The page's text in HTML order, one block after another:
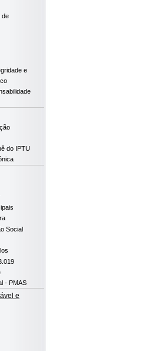
de
e
do IPTU
Social
- PMAS
e